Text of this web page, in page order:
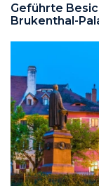
Geführte
Brukenthal-